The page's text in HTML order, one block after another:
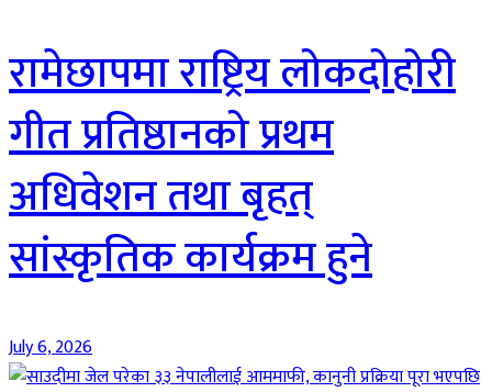
रामेछापमा राष्ट्रिय लोकदोहोरी
गीत प्रतिष्ठानको प्रथम
अधिवेशन तथा बृहत्
सांस्कृतिक कार्यक्रम हुने
July 6, 2026